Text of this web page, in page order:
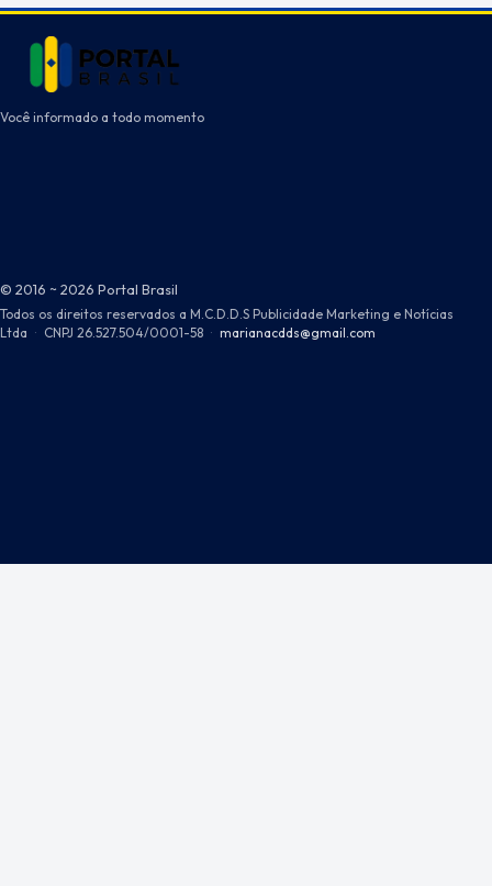
Você informado a todo momento
© 2016 ~ 2026 Portal Brasil
Todos os direitos reservados a M.C.D.D.S Publicidade Marketing e Notícias
Ltda · CNPJ 26.527.504/0001-58 · marianacdds@gmail.com